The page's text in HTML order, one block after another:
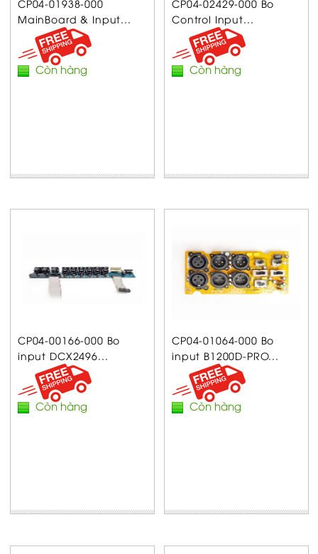
CP04-01938-000
MainBoard & Input...
Còn hàng
CP04-02429-000 Bo
Control Input...
Còn hàng
CP04-00166-000 Bo
input DCX2496...
Còn hàng
CP04-01064-000 Bo
input B1200D-PRO...
Còn hàng